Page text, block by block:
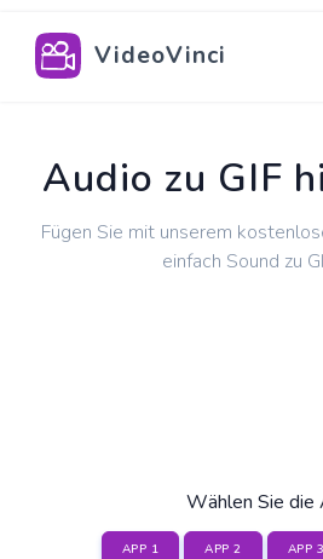
VideoVinci
Audio zu GIF
Fügen Sie mit unserem
einfach Sound zu
Wählen Sie die
APP 1 APP 2 APP 3